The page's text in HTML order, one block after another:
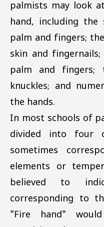
palmists may look
hand, including
palm and fingers;
skin and
palm and fingers;
knuckles; and
the hands.
In most schools of
divided into four
sometimes
elements or
believed to
corresponding to
"Fire hand"